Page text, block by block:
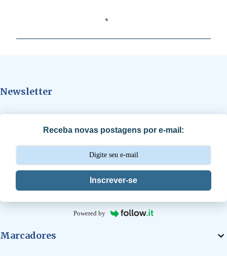
á
s
Newsletter
Receba novas postagens por e-mail:
Inscrever-se
Powered by
Marcadores